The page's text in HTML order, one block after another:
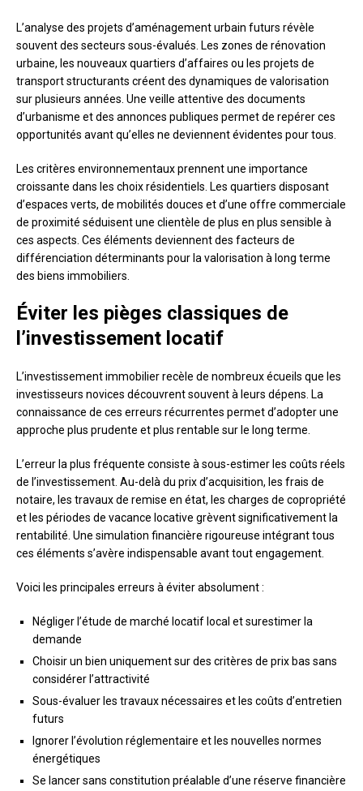
L’analyse des projets d’aménagement urbain futurs révèle
souvent des secteurs sous-évalués. Les zones de rénovation
urbaine, les nouveaux quartiers d’affaires ou les projets de
transport structurants créent des dynamiques de valorisation
sur plusieurs années. Une veille attentive des documents
d’urbanisme et des annonces publiques permet de repérer ces
opportunités avant qu’elles ne deviennent évidentes pour tous.
Les critères environnementaux prennent une importance
croissante dans les choix résidentiels. Les quartiers disposant
d’espaces verts, de mobilités douces et d’une offre commerciale
de proximité séduisent une clientèle de plus en plus sensible à
ces aspects. Ces éléments deviennent des facteurs de
différenciation déterminants pour la valorisation à long terme
des biens immobiliers.
Éviter les pièges classiques de
l’investissement locatif
L’investissement immobilier recèle de nombreux écueils que les
investisseurs novices découvrent souvent à leurs dépens. La
connaissance de ces erreurs récurrentes permet d’adopter une
approche plus prudente et plus rentable sur le long terme.
L’erreur la plus fréquente consiste à sous-estimer les coûts réels
de l’investissement. Au-delà du prix d’acquisition, les frais de
notaire, les travaux de remise en état, les charges de copropriété
et les périodes de vacance locative grèvent significativement la
rentabilité. Une simulation financière rigoureuse intégrant tous
ces éléments s’avère indispensable avant tout engagement.
Voici les principales erreurs à éviter absolument :
Négliger l’étude de marché locatif local et surestimer la
demande
Choisir un bien uniquement sur des critères de prix bas sans
considérer l’attractivité
Sous-évaluer les travaux nécessaires et les coûts d’entretien
futurs
Ignorer l’évolution réglementaire et les nouvelles normes
énergétiques
Se lancer sans constitution préalable d’une réserve financière